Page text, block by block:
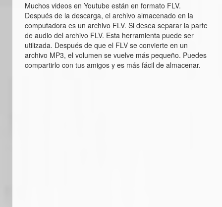
Muchos videos en Youtube están en formato FLV.
Después de la descarga, el archivo almacenado en la
computadora es un archivo FLV. Si desea separar la parte
de audio del archivo FLV. Esta herramienta puede ser
utilizada. Después de que el FLV se convierte en un
archivo MP3, el volumen se vuelve más pequeño. Puedes
compartirlo con tus amigos y es más fácil de almacenar.